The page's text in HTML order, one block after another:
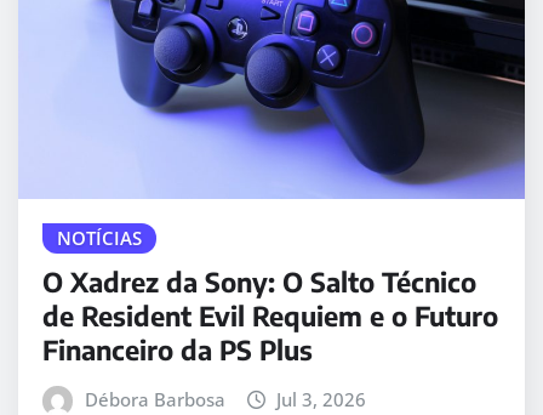
NOTÍCIAS
O Xadrez da Sony: O Salto Técnico
de Resident Evil Requiem e o Futuro
Financeiro da PS Plus
Débora Barbosa Jul 3, 2026